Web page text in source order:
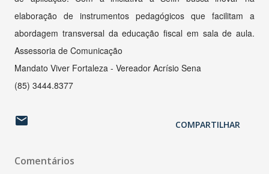
elaboração de instrumentos pedagógicos que facilitam a
abordagem transversal da educação fiscal em sala de aula.
Assessoria de Comunicação
Mandato Viver Fortaleza - Vereador Acrísio Sena
(85) 3444.8377
COMPARTILHAR
Comentários